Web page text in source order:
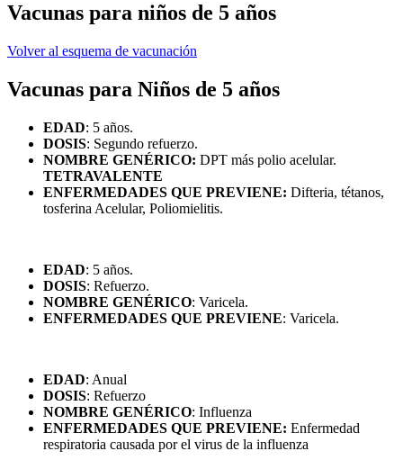
Vacunas para niños de 5 años
Volver al esquema de vacunación
Vacunas para Niños de 5 años
EDAD: 5 años.
DOSIS: Segundo refuerzo.
NOMBRE GENÉRICO: DPT más polio acelular.
TETRAVALENTE
ENFERMEDADES QUE PREVIENE: Difteria, tétanos,
tosferina Acelular, Poliomielitis.
EDAD: 5 años.
DOSIS: Refuerzo.
NOMBRE GENÉRICO: Varicela.
ENFERMEDADES QUE PREVIENE: Varicela.
EDAD: Anual
DOSIS: Refuerzo
NOMBRE GENÉRICO: Influenza
ENFERMEDADES QUE PREVIENE: Enfermedad
respiratoria causada por el virus de la influenza